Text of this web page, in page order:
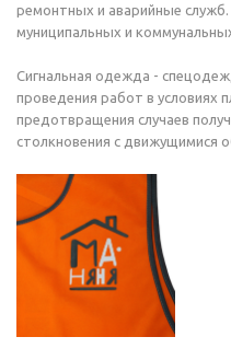
ремонтных и аварийные служб.
муниципальных и
Сигнальная одежда -
проведения работ в условиях
предотвращения случаев
столкновения с движущимися